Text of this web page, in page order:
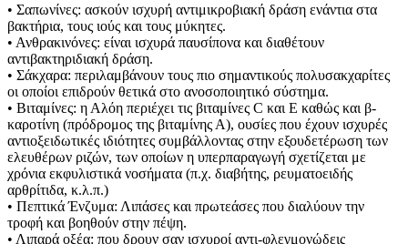
• Σαπωνίνες: ασκούν ισχυρή αντιμικροβιακή δράση ενάντια στα
βακτήρια, τους ιούς και τους μύκητες.
• Ανθρακινόνες: είναι ισχυρά παυσίπονα και διαθέτουν
αντιβακτηριδιακή δράση.
• Σάκχαρα: περιλαμβάνουν τους πιο σημαντικούς πολυσακχαρίτες
οι οποίοι επιδρούν θετικά στο ανοσοποιητικό σύστημα.
• Βιταμίνες: η Αλόη περιέχει τις βιταμίνες C και E καθώς και β-
καροτίνη (πρόδρομος της βιταμίνης Α), ουσίες που έχουν ισχυρές
αντιοξειδωτικές ιδιότητες συμβάλλοντας στην εξουδετέρωση των
ελευθέρων ριζών, των οποίων η υπερπαραγωγή σχετίζεται με
χρόνια εκφυλιστικά νοσήματα (π.χ. διαβήτης, ρευματοειδής
αρθρίτιδα, κ.λ.π.)
• Πεπτικά Ένζυμα: Λιπάσες και πρωτεάσες που διαλύουν την
τροφή και βοηθούν στην πέψη.
• Λιπαρά οξέα: που δρουν σαν ισχυροί αντι-φλεγμονώδεις